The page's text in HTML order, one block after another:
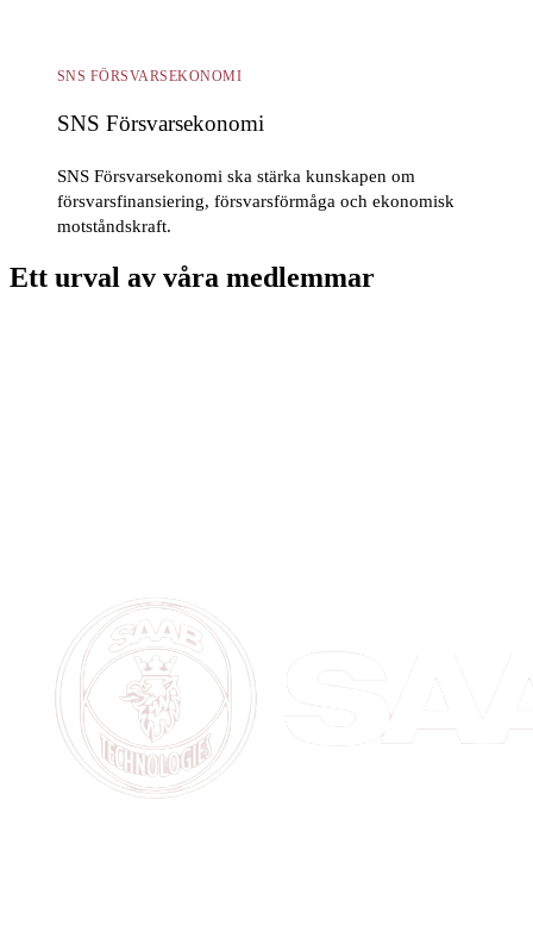
SNS FÖRSVARSEKONOMI
SNS Försvarsekonomi
SNS Försvarsekonomi ska stärka kunskapen om
försvarsfinansiering, försvarsförmåga och ekonomisk
motståndskraft.
Ett urval av våra medlemmar